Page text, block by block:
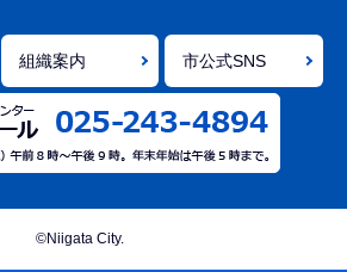
組織案内 市公式SNS
©Niigata City.